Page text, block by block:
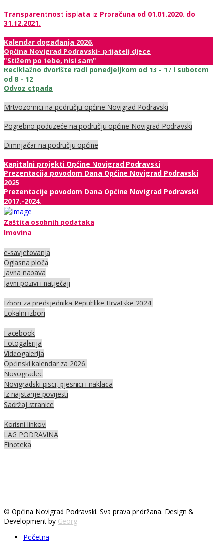
Transparentnost isplata iz Proračuna od 01.01.2020. do
31.12.2021.
Kalendar događanja 2026.
Općina Novigrad Podravski- prijatelj djece
"Stižem po tebe, nisi sam"
Reciklažno dvorište radi ponedjeljkom od 13 - 17 i subotom
od 8 - 12
Odvoz otpada
Mrtvozornici na području općine Novigrad Podravski
Pogrebno poduzeće na području općine Novigrad Podravski
Dimnjačar na području općine
Kapitalni projekti Općine Novigrad Podravski
Prezentacija povodom Dana Općine Novigrad Podravski
2025
Prezentacije povodom Dana Općine Novigrad Podravski
2017.-2024.
Zaštita osobnih podataka
Imovina
e-savjetovanja
Oglasna ploča
Javna nabava
Javni pozivi i natječaji
Izbori za predsjednika Republike Hrvatske 2024.
Lokalni izbori
Facebook
Fotogalerija
Videogalerija
Općinski kalendar za 2026.
Novogradec
Novigradski pisci, pjesnici i naklada
Iz najstarije povijesti
Sadržaj stranice
Korisni linkovi
LAG PODRAVINA
Finoteka
© Općina Novigrad Podravski. Sva prava pridržana. Design &
Development by Georg
Početna